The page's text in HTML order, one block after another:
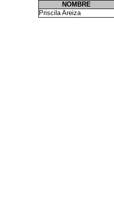
NOMBRE
Priscila Areiza